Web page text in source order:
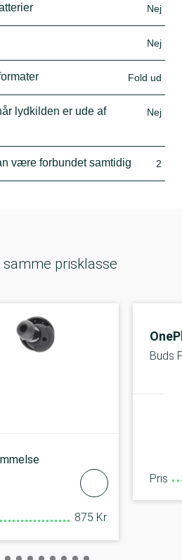
Nej
Nej
Fold ud
lydkilden er ude af
Nej
være forbundet samtidig 2
samme prisklasse
875 Kr.
Buds
Pris